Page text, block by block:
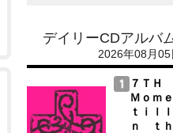
デイリーCDアルバ
2026年08月05
７ＴＨ
Ｍｏｍ
ｔｉｌ
ｎ ｔ